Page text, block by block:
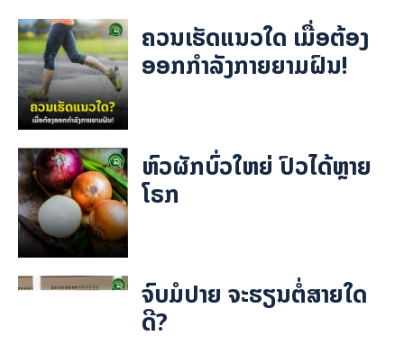
ຄວນເຮັດແນວໃດ ເມື່ອຕ້ອງ
ອອກກຳລັງກາຍຍາມຝົນ!
ຫົວຜັກບົ່ວໃຫຍ່ ປົວໄດ້ຫຼາຍ
ໂຣກ
ຈົບມໍປາຍ ຈະຮຽນຕໍ່ສາຍໃດ
ດີ?